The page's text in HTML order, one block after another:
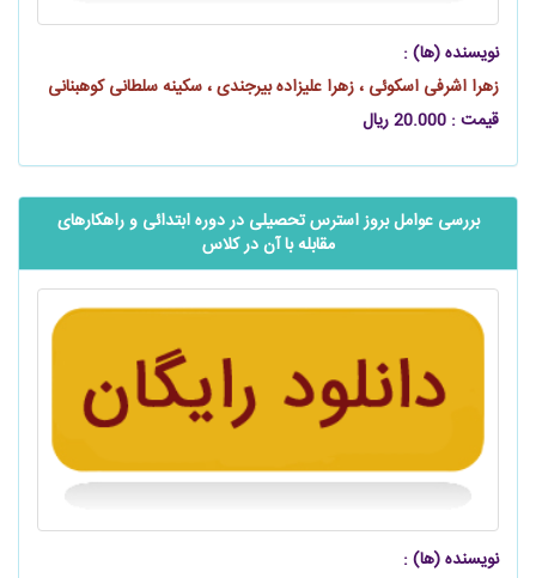
نویسنده (ها) :
زهرا اشرفی اسکوئی ، زهرا علیزاده بیرجندی ، سکینه سلطانی کوهبنانی
قیمت : 20.000 ریال
بررسی عوامل بروز استرس تحصیلی در دوره ابتدائی و راهکارهای
مقابله با آن در کلاس
نویسنده (ها) :